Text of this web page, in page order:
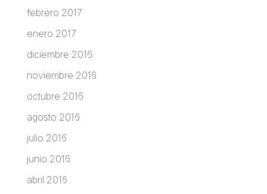
febrero 2017
enero 2017
diciembre 2016
noviembre 2016
octubre 2016
agosto 2016
julio 2016
junio 2016
abril 2016